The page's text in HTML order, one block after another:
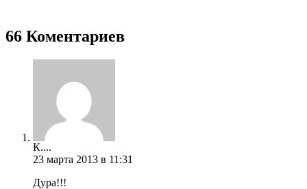
66 Коментариев
К....
23 марта 2013 в 11:31
Дура!!!